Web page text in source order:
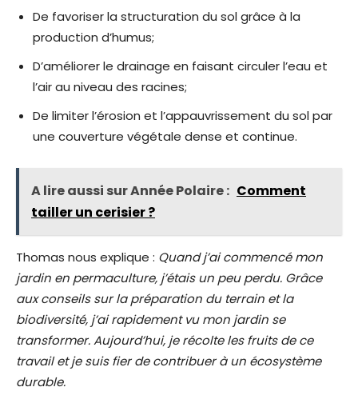
De favoriser la structuration du sol grâce à la
production d’humus;
D’améliorer le drainage en faisant circuler l’eau et
l’air au niveau des racines;
De limiter l’érosion et l’appauvrissement du sol par
une couverture végétale dense et continue.
A lire aussi sur Année Polaire : Comment
tailler un cerisier ?
Thomas nous explique : Quand j’ai commencé mon
jardin en permaculture, j’étais un peu perdu. Grâce
aux conseils sur la préparation du terrain et la
biodiversité, j’ai rapidement vu mon jardin se
transformer. Aujourd’hui, je récolte les fruits de ce
travail et je suis fier de contribuer à un écosystème
durable.